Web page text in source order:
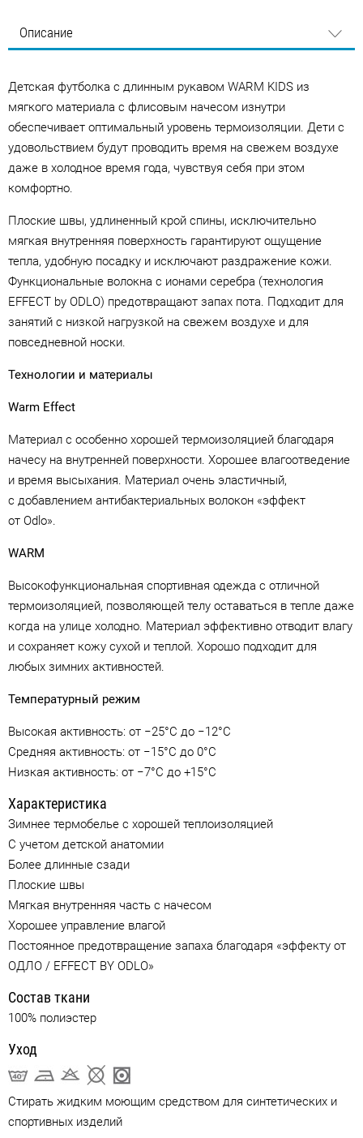
Описание
Детская футболка с длинным рукавом WARM KIDS из
мягкого материала с флисовым начесом изнутри
обеспечивает оптимальный уровень термоизоляции. Дети с
удовольствием будут проводить время на свежем воздухе
даже в холодное время года, чувствуя себя при этом
комфортно.
Плоские швы, удлиненный крой спины, исключительно
мягкая внутренняя поверхность гарантируют ощущение
тепла, удобную посадку и исключают раздражение кожи.
Функциональные волокна с ионами серебра (технология
EFFECT by ODLO) предотвращают запах пота. Подходит для
занятий с низкой нагрузкой на свежем воздухе и для
повседневной носки.
Технологии и материалы
Warm Effect
Материал с особенно хорошей термоизоляцией благодаря
начесу на внутренней поверхности. Хорошее влагоотведение
и время высыхания. Материал очень эластичный,
с добавлением антибактериальных волокон «эффект
от Odlo».
WARM
Высокофункциональная спортивная одежда с отличной
термоизоляцией, позволяющей телу оставаться в тепле даже
когда на улице холодно. Материал эффективно отводит влагу
и сохраняет кожу сухой и теплой. Хорошо подходит для
любых зимних активностей.
Температурный режим
Высокая активность: от −25°C до −12°C
Средняя активность: от −15°C до 0°C
Низкая активность: от −7°C до +15°C
Характеристика
Зимнее термобелье с хорошей теплоизоляцией
С учетом детской анатомии
Более длинные сзади
Плоские швы
Мягкая внутренняя часть с начесом
Хорошее управление влагой
Постоянное предотвращение запаха благодаря «эффекту от
ОДЛО / EFFECT BY ODLO»
Состав ткани
100% полиэстер
Уход
Стирать жидким моющим средством для синтетических и
спортивных изделий